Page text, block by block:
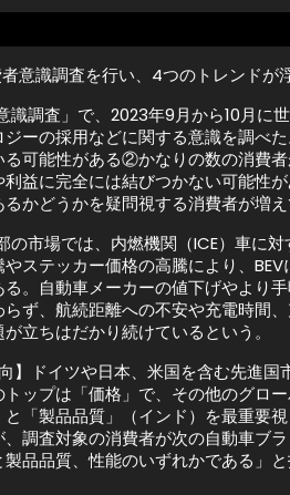
意識調査を行い、4つのトレンドが
調査」で、2023年9月から10月に
ーの採用などに関する意識を調
可能性がある②かなりの数の消費
益に完全には結びつかない可能
かどうかを疑問視する消費者が増
の市場では、内燃機関（ICE）車に
ステッカー価格の高騰により、
。自動車メーカーの値下げやより
ず、航続距離への不安や充電時間
立ちはだかり続けているという。
】ドイツや日本、米国を含む先進国
ップは「価格」で、その他のグロ
「製品品質」（インド）を最重要
調査対象の消費者が次の自動車ブ
品品質、性能のいずれかである」